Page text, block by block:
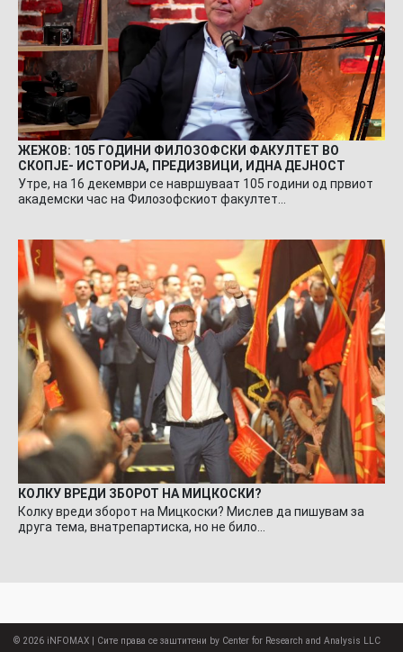
ЖЕЖОВ: 105 ГОДИНИ ФИЛОЗОФСКИ ФАКУЛТЕТ ВО
СКОПЈЕ- ИСТОРИЈА, ПРЕДИЗВИЦИ, ИДНА ДЕЈНОСТ
Утре, на 16 декември се навршуваат 105 години од првиот
академски час на Филозофскиот факултет…
КОЛКУ ВРЕДИ ЗБОРОТ НА МИЦКОСКИ?
Колку вреди зборот на Мицкоски? Мислев да пишувам за
друга тема, внатрепартиска, но не било…
© 2026 iNFOMAX | Сите права се заштитени by Center for Research and Analysis LLC